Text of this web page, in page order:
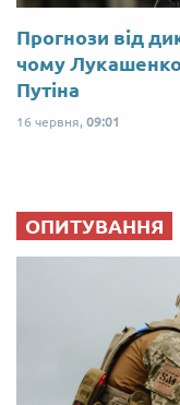
Прогнози від
чому
Путіна
16 червня, 09:01
ОПИТУВАННЯ